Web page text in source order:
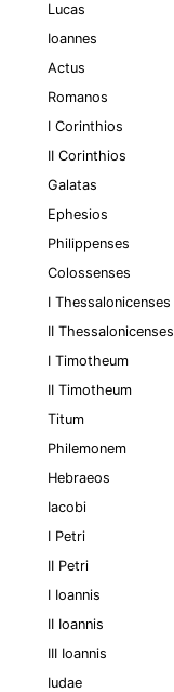
Lucas
Ioannes
Actus
Romanos
I Corinthios
II Corinthios
Galatas
Ephesios
Philippenses
Colossenses
I Thessalonicenses
II Thessalonicenses
I Timotheum
II Timotheum
Titum
Philemonem
Hebraeos
Iacobi
I Petri
II Petri
I Ioannis
II Ioannis
III Ioannis
Iudae